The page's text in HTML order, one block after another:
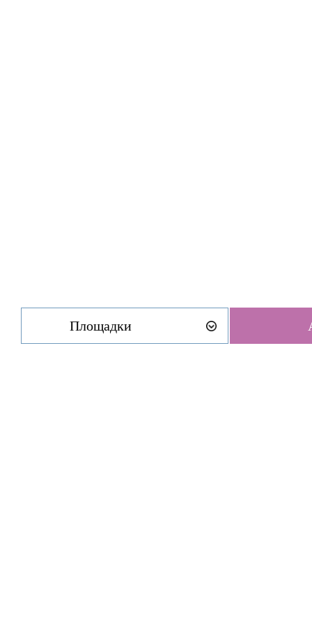
Площадки